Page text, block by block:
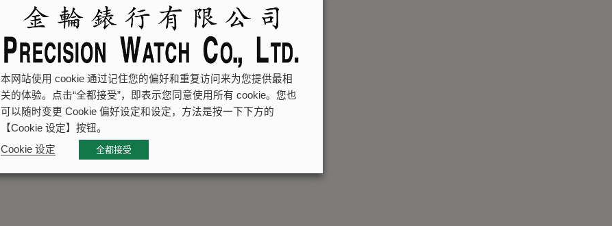
本网站使用 cookie 通过记住您的偏好和重复访问来为您提供最相
关的体验。点击“全都接受”，即表示您同意使用所有 cookie。您也
可以随时变更 Cookie 偏好设定和设定，方法是按一下下方的
【Cookie 设定】按钮。
Cookie 设定
全都接受